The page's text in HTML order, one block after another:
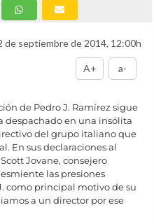
de septiembre de 2014, 12:00h
A+ a-
de Pedro J. Ramírez sigue
despachado en una insólita
del grupo italiano que
En sus declaraciones al
Jovane, consejero
las presiones
como principal motivo de su
a un director por ese